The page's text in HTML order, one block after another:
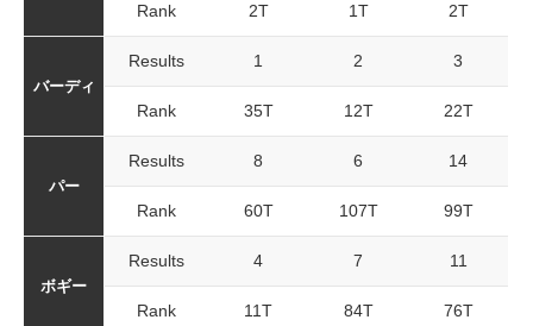
Rank 2T 1T 2T
バーディ
Results 1 2 3
Rank 35T 12T 22T
パー
Results 8 6 14
Rank 60T 107T 99T
ボギー
Results 4 7 11
Rank 11T 84T 76T